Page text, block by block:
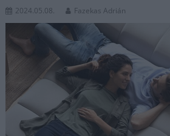
2024.05.08. Fazekas Adrián